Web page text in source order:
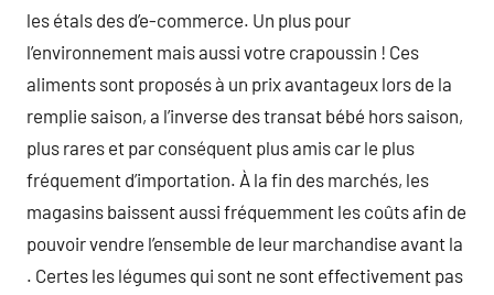
les étals des d’e-commerce. Un plus pour
l’environnement mais aussi votre crapoussin ! Ces
aliments sont proposés à un prix avantageux lors de la
remplie saison, a l’inverse des transat bébé hors saison,
plus rares et par conséquent plus amis car le plus
fréquement d’importation. À la fin des marchés, les
magasins baissent aussi fréquemment les coûts afin de
pouvoir vendre l’ensemble de leur marchandise avant la
. Certes les légumes qui sont ne sont effectivement pas